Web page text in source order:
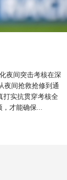
夜间突击考核在深
夜间抢救抢修到通
打实抗贯穿考核全
，才能确保...